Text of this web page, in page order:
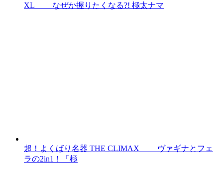
XL なぜか握りたくなる?! 極太ナマ
超！よくばり名器 THE CLIMAX ヴァギナとフェ
ラの2in1！「極